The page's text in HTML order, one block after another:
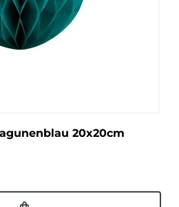
20x20cm